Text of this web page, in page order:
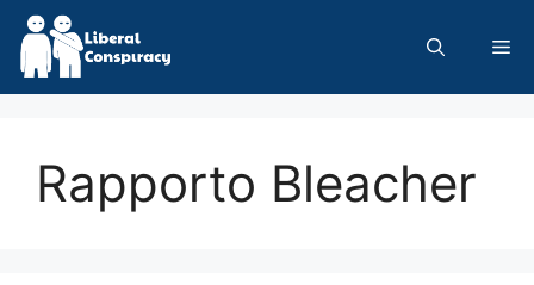
Skip
content
Rapporto Bleacher